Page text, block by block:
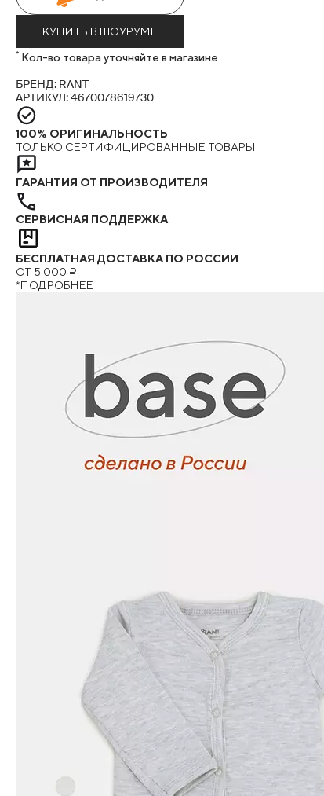
КУПИТЬ В ШОУРУМЕ
* Кол-во товара уточняйте в магазине
БРЕНД: RANT
АРТИКУЛ: 4670078619730
100% ОРИГИНАЛЬНОСТЬ
ТОЛЬКО СЕРТИФИЦИРОВАННЫЕ ТОВАРЫ
ГАРАНТИЯ ОТ ПРОИЗВОДИТЕЛЯ
СЕРВИСНАЯ ПОДДЕРЖКА
БЕСПЛАТНАЯ ДОСТАВКА ПО РОССИИ
ОТ 5 000 ₽
*ПОДРОБНЕЕ